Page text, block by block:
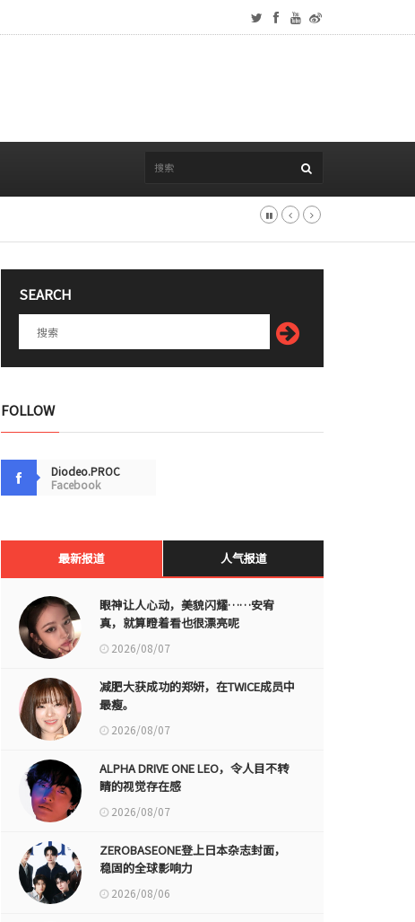
SEARCH
FOLLOW
Diodeo.PROC
Facebook
最新报道 人气报道
眼神让人心动，美貌闪耀……安宥
真，就算瞪着看也很漂亮呢
2026/08/07
减肥大获成功的郑妍，在TWICE成员中
最瘦。
2026/08/07
ALPHA DRIVE ONE LEO，令人目不转
睛的视觉存在感
2026/08/07
ZEROBASEONE登上日本杂志封面，
稳固的全球影响力
2026/08/06